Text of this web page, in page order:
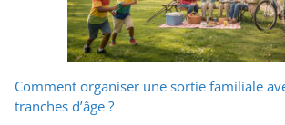
Comment organiser une sortie familiale
tranches d’âge ?